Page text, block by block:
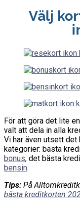
Välj
För att göra det lite
valt att dela in alla
Vi har även utsett
kategorier: bästa
bonus, det bästa
bensin.
Tips: På
bästa kreditkorten